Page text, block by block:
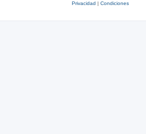
Privacidad | Condiciones